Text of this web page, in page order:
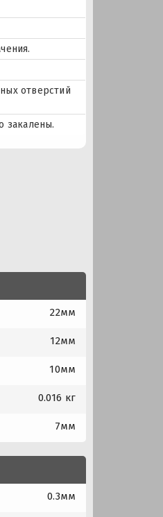
отверстий
закалены.
22мм
12мм
10мм
0.016 кг
7мм
0.3мм